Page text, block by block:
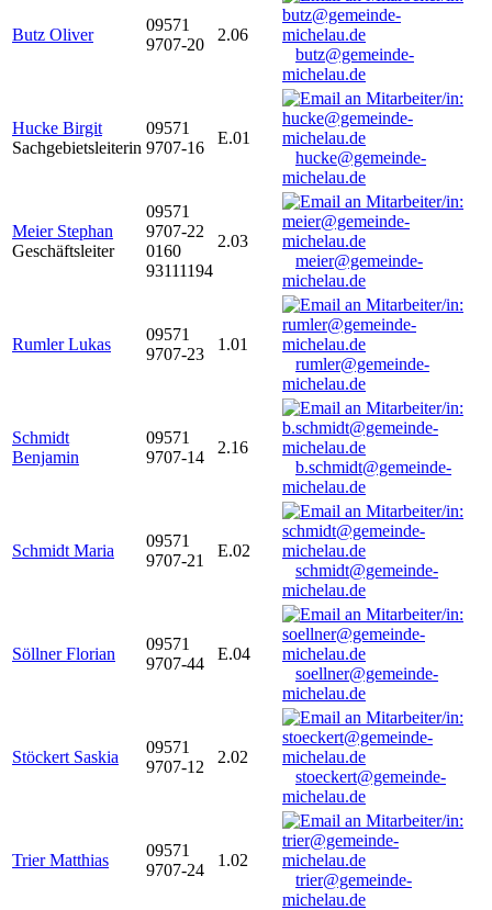
Butz Oliver
09571
9707-20
2.06
butz@gemeinde-
michelau.de
Hucke Birgit
Sachgebietsleiterin
09571
9707-16
E.01
hucke@gemeinde-
michelau.de
Meier Stephan
Geschäftsleiter
09571
9707-22
0160
93111194
2.03
meier@gemeinde-
michelau.de
Rumler Lukas
09571
9707-23
1.01
rumler@gemeinde-
michelau.de
Schmidt
Benjamin
09571
9707-14
2.16
b.schmidt@gemeinde-
michelau.de
Schmidt Maria
09571
9707-21
E.02
schmidt@gemeinde-
michelau.de
Söllner Florian
09571
9707-44
E.04
soellner@gemeinde-
michelau.de
Stöckert Saskia
09571
9707-12
2.02
stoeckert@gemeinde-
michelau.de
Trier Matthias
09571
9707-24
1.02
trier@gemeinde-
michelau.de